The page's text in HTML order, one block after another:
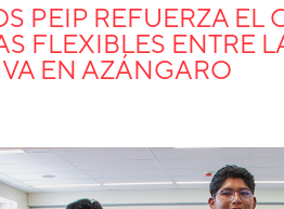
PEIP REFUERZA EL
FLEXIBLES ENTRE
EN AZÁNGARO